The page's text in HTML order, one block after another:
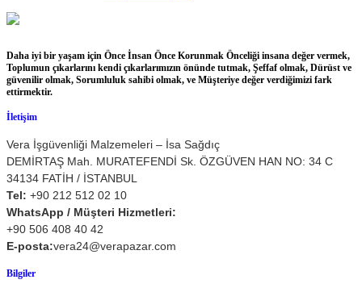
Daha iyi bir yaşam için Önce İnsan Önce Korunmak Önceliği insana değer vermek,
Toplumun çıkarlarını kendi çıkarlarımızın önünde tutmak, Şeffaf olmak, Dürüst ve
güvenilir olmak, Sorumluluk sahibi olmak, ve Müşteriye değer verdiğimizi fark
ettirmektir.
İletişim
Vera İşgüvenliği Malzemeleri – İsa Sağdıç
DEMİRTAŞ Mah. MURATEFENDİ Sk. ÖZGÜVEN HAN NO: 34 C
34134 FATİH / İSTANBUL
Tel: +90 212 512 02 10
WhatsApp / Müşteri Hizmetleri:
+90 506 408 40 42
E-posta:vera24@verapazar.com
Bilgiler